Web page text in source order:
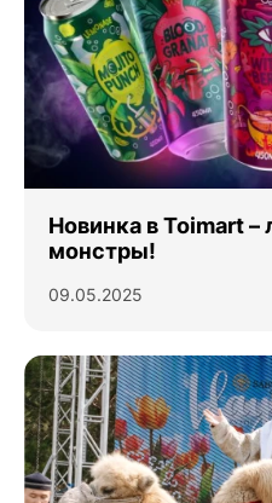
Новинка в Toimart
монстры!
09.05.2025